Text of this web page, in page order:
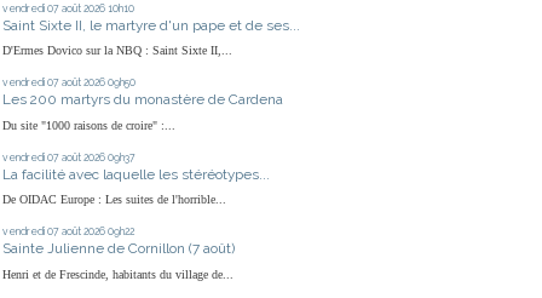
vendredi 07 août 2026 10h10
Saint Sixte II, le martyre d'un pape et de ses...
D'Ermes Dovico sur la NBQ : Saint Sixte II,...
vendredi 07 août 2026 09h50
Les 200 martyrs du monastère de Cardena
Du site "1000 raisons de croire" :...
vendredi 07 août 2026 09h37
La facilité avec laquelle les stéréotypes...
De OIDAC Europe : Les suites de l'horrible...
vendredi 07 août 2026 09h22
Sainte Julienne de Cornillon (7 août)
Henri et de Frescinde, habitants du village de...